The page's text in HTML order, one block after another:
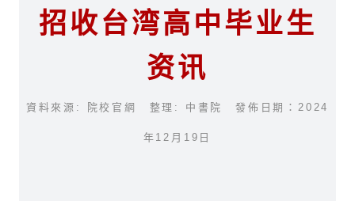
招收台湾高中毕业生
资讯
資料來源: 院校官網 整理: 中書院 發佈日期：2024
年12月19日